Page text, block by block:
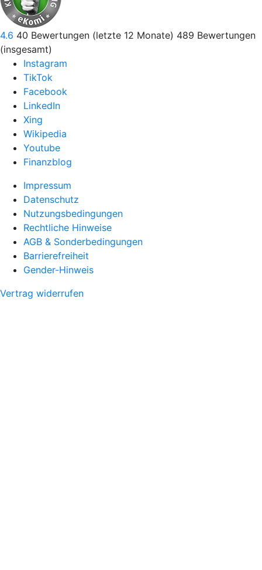
4.6 40 Bewertungen (letzte 12 Monate) 489 Bewertungen
(insgesamt)
Instagram
TikTok
Facebook
LinkedIn
Xing
Wikipedia
Youtube
Finanzblog
Impressum
Datenschutz
Nutzungsbedingungen
Rechtliche Hinweise
AGB & Sonderbedingungen
Barrierefreiheit
Gender-Hinweis
Vertrag widerrufen